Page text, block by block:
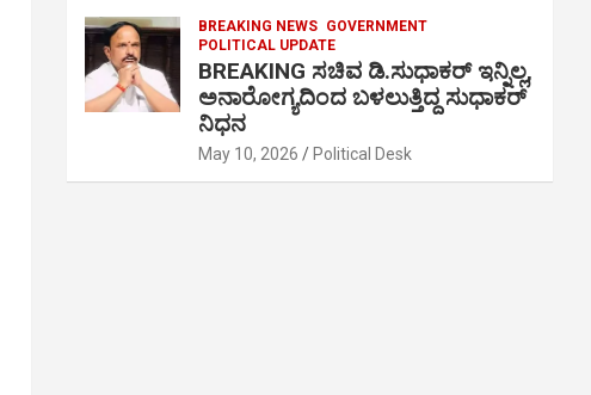
BREAKING NEWS GOVERNMENT
POLITICAL UPDATE
BREAKING ಸಚಿವ ಡಿ.ಸುಧಾಕರ್ ಇನ್ನಿಲ್ಲ,
ಅನಾರೋಗ್ಯದಿಂದ ಬಳಲುತ್ತಿದ್ದ ಸುಧಾಕರ್
ನಿಧನ
May 10, 2026 Political Desk